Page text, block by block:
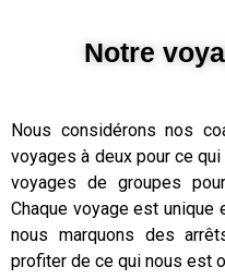
Notre
Nous considérons nos
voyages à deux pour ce
voyages de groupes
Chaque voyage est
nous marquons des
profiter de ce qui nous est